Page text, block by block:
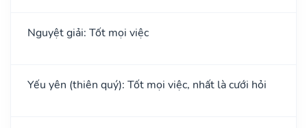
Nguyệt giải: Tốt mọi việc
Yếu yên (thiên quý): Tốt mọi việc, nhất là cưới hỏi